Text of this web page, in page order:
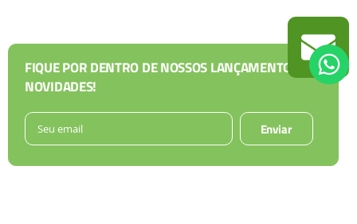
FIQUE POR DENTRO DE NOSSOS LANÇAMENTOS E
NOVIDADES!
Enviar